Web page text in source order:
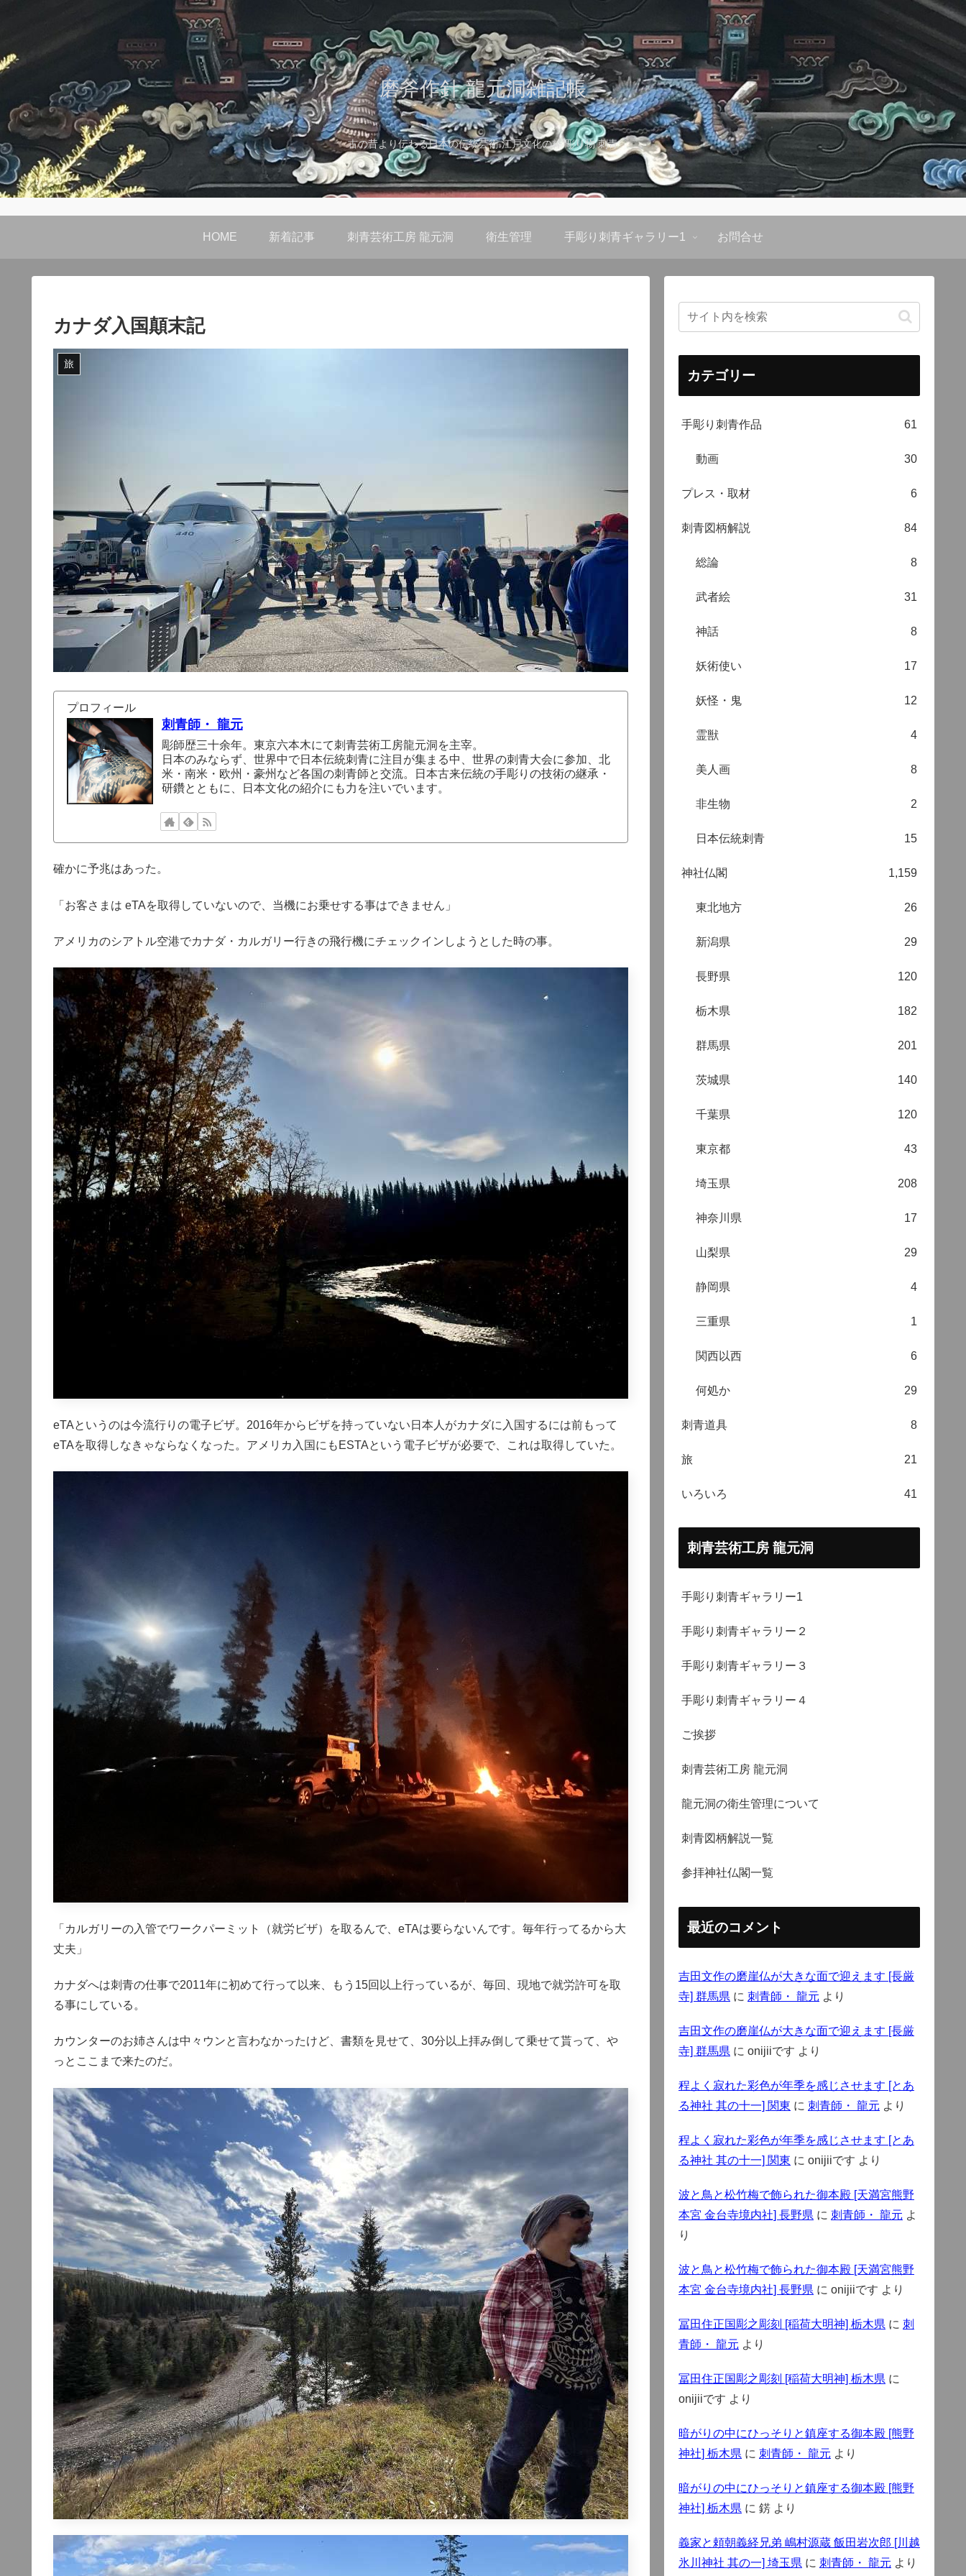
磨斧作針 龍元洞雑記帳
古の昔より伝わる日本の伝統芸術 江戸文化の粋 彫り物 刺青
HOME 新着記事 刺青芸術工房 龍元洞 衛生管理 手彫り刺青ギャラリー1 お問合せ
カナダ入国顛末記
旅
プロフィール
刺青師・ 龍元
彫師歴三十余年。東京六本木にて刺青芸術工房龍元洞を主宰。
日本のみならず、世界中で日本伝統刺青に注目が集まる中、世界の刺青大会に参加、北
米・南米・欧州・豪州など各国の刺青師と交流。日本古来伝統の手彫りの技術の継承・
研鑽とともに、日本文化の紹介にも力を注いでいます。
確かに予兆はあった。
「お客さまは eTAを取得していないので、当機にお乗せする事はできません」
アメリカのシアトル空港でカナダ・カルガリー行きの飛行機にチェックインしようとした時の事。
eTAというのは今流行りの電子ビザ。2016年からビザを持っていない日本人がカナダに入国するには前もって
eTAを取得しなきゃならなくなった。アメリカ入国にもESTAという電子ビザが必要で、これは取得していた。
「カルガリーの入管でワークパーミット（就労ビザ）を取るんで、eTAは要らないんです。毎年行ってるから大
丈夫」
カナダへは刺青の仕事で2011年に初めて行って以来、もう15回以上行っているが、毎回、現地で就労許可を取
る事にしている。
カウンターのお姉さんは中々ウンと言わなかったけど、書類を見せて、30分以上拝み倒して乗せて貰って、や
っとここまで来たのだ。
カテゴリー
手彫り刺青作品 61
動画 30
プレス・取材 6
刺青図柄解説 84
総論 8
武者絵 31
神話 8
妖術使い 17
妖怪・鬼 12
霊獣 4
美人画 8
非生物 2
日本伝統刺青 15
神社仏閣 1,159
東北地方 26
新潟県 29
長野県 120
栃木県 182
群馬県 201
茨城県 140
千葉県 120
東京都 43
埼玉県 208
神奈川県 17
山梨県 29
静岡県 4
三重県 1
関西以西 6
何処か 29
刺青道具 8
旅 21
いろいろ 41
刺青芸術工房 龍元洞
手彫り刺青ギャラリー1
手彫り刺青ギャラリー２
手彫り刺青ギャラリー３
手彫り刺青ギャラリー４
ご挨拶
刺青芸術工房 龍元洞
龍元洞の衛生管理について
刺青図柄解説一覧
参拝神社仏閣一覧
最近のコメント
吉田文作の磨崖仏が大きな面で迎えます [長厳
寺] 群馬県 に 刺青師・ 龍元 より
吉田文作の磨崖仏が大きな面で迎えます [長厳
寺] 群馬県 に onijiiです より
程よく寂れた彩色が年季を感じさせます [とあ
る神社 其の十一] 関東 に 刺青師・ 龍元 より
程よく寂れた彩色が年季を感じさせます [とあ
る神社 其の十一] 関東 に onijiiです より
波と鳥と松竹梅で飾られた御本殿 [天満宮熊野
本宮 金台寺境内社] 長野県 に 刺青師・ 龍元 よ
り
波と鳥と松竹梅で飾られた御本殿 [天満宮熊野
本宮 金台寺境内社] 長野県 に onijiiです より
冨田住正国彫之彫刻 [稲荷大明神] 栃木県 に 刺
青師・ 龍元 より
冨田住正国彫之彫刻 [稲荷大明神] 栃木県 に
onijiiです より
暗がりの中にひっそりと鎮座する御本殿 [熊野
神社] 栃木県 に 刺青師・ 龍元 より
暗がりの中にひっそりと鎮座する御本殿 [熊野
神社] 栃木県 に 錺 より
義家と頼朝義経兄弟 嶋村源蔵 飯田岩次郎 [川越
氷川神社 其の一] 埼玉県 に 刺青師・ 龍元 より